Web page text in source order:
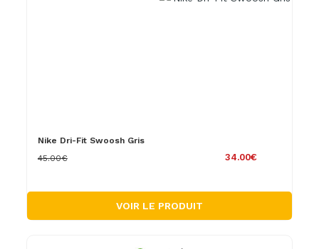
Nike Dri-Fit Swoosh Gris
34.00€
45.00€
VOIR LE PRODUIT